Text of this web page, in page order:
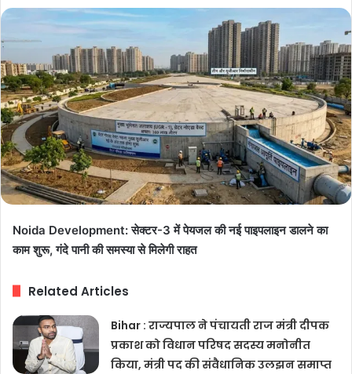
Noida Development: सेक्टर-3 में पेयजल की नई पाइपलाइन डालने का
काम शुरू, गंदे पानी की समस्या से मिलेगी राहत
Related Articles
Bihar : राज्यपाल ने पंचायती राज मंत्री दीपक
प्रकाश को विधान परिषद सदस्य मनोनीत
किया, मंत्री पद की संवैधानिक उलझन समाप्त